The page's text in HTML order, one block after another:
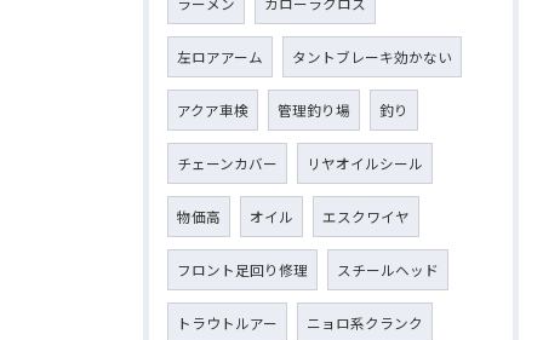
左ロアアーム タントブレーキ効かない
アクア車検 管理釣り場 釣り
チェーンカバー リヤオイルシール
物価高 オイル エスクワイヤ
フロント足回り修理 スチールヘッド
トラウトルアー ニョロ系クランク